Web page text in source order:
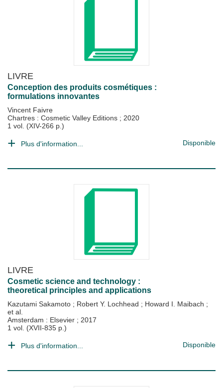
LIVRE
Conception des produits cosmétiques :
formulations innovantes
Vincent Faivre
Chartres : Cosmetic Valley Editions ; 2020
1 vol. (XIV-266 p.)
Plus d'information... Disponible
LIVRE
Cosmetic science and technology :
theoretical principles and applications
Kazutami Sakamoto ; Robert Y. Lochhead ; Howard I. Maibach ;
et al.
Amsterdam : Elsevier ; 2017
1 vol. (XVII-835 p.)
Plus d'information... Disponible